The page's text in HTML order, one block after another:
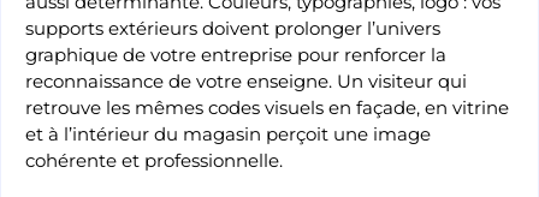
supports extérieurs doivent prolonger l’univers
graphique de votre entreprise pour renforcer la
reconnaissance de votre enseigne. Un visiteur qui
retrouve les mêmes codes visuels en façade, en vitrine
et à l’intérieur du magasin perçoit une image
cohérente et professionnelle.